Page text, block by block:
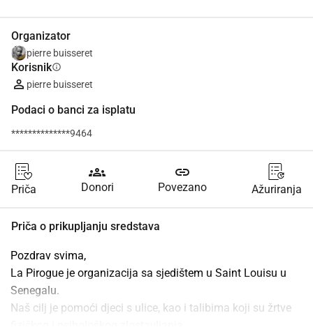
Organizator
pierre buisseret
Korisnikinfo
pierre buisseret
Podaci o banci za isplatu
**************9464
Priča
groups
Donori
link
Povezano Ažuriranja
Priča o prikupljanju sredstava
Pozdrav svima,
La Pirogue je organizacija sa sjedištem u Saint Louisu u
Senegalu.
Naš cilj je pomoći djeci s ulice, kao i talibima koji su žrtve